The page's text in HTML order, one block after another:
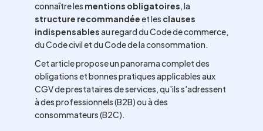
connaître les mentions obligatoires, la
structure recommandéeet les clauses
indispensablesau regard du Code de commerce,
du Code civil et du Code de la consommation.
Cet article propose un panorama complet des
obligations et bonnes pratiques applicables aux
CGV de prestataires de services, qu'ils s'adressent
à des professionnels (B2B) ou à des
consommateurs (B2C).